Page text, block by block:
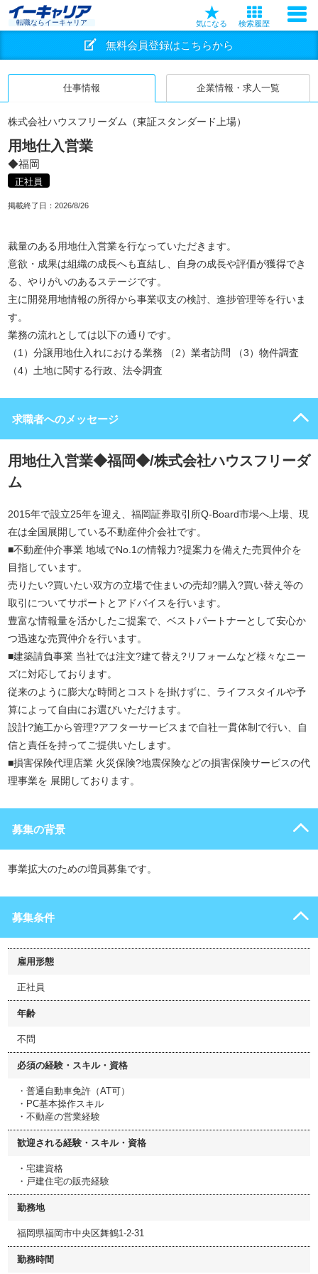
転職ならイーキャリア 気になる 検索履歴
無料会員登録はこちらから
仕事情報 企業情報・求人一覧
株式会社ハウスフリーダム（東証スタンダード上場）
用地仕入営業
◆福岡
正社員
掲載終了日： 2026/8/26
裁量のある用地仕入営業を行なっていただきます。
意欲・成果は組織の成長へも直結し、自身の成長や評価が獲得でき
る、やりがいのあるステージです。
主に開発用地情報の所得から事業収支の検討、進捗管理等を行いま
す。
業務の流れとしては以下の通りです。
（1）分譲用地仕入れにおける業務 （2）業者訪問 （3）物件調査
（4）土地に関する行政、法令調査
求職者へのメッセージ
用地仕入営業◆福岡◆/株式会社ハウスフリーダ
ム
2015年で設立25年を迎え、福岡証券取引所Q-Board市場へ上場、現
在は全国展開している不動産仲介会社です。
■不動産仲介事業 地域でNo.1の情報力?提案力を備えた売買仲介を
目指しています。
売りたい?買いたい双方の立場で住まいの売却?購入?買い替え等の
取引についてサポートとアドバイスを行います。
豊富な情報量を活かしたご提案で、ベストパートナーとして安心か
つ迅速な売買仲介を行います。
■建築請負事業 当社では注文?建て替え?リフォームなど様々なニー
ズに対応しております。
従来のように膨大な時間とコストを掛けずに、ライフスタイルや予
算によって自由にお選びいただけます。
設計?施工から管理?アフターサービスまで自社一貫体制で行い、自
信と責任を持ってご提供いたします。
■損害保険代理店業 火災保険?地震保険などの損害保険サービスの代
理事業を 展開しております。
募集の背景
事業拡大のための増員募集です。
募集条件
雇用形態
正社員
年齢
不問
必須の経験・スキル・資格
・普通自動車免許（AT可）
・PC基本操作スキル
・不動産の営業経験
歓迎される経験・スキル・資格
・宅建資格
・戸建住宅の販売経験
勤務地
福岡県福岡市中央区舞鶴1-2-31
勤務時間